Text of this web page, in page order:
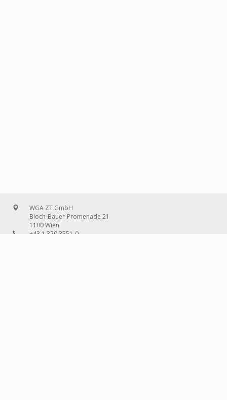
WGA ZT GmbH
Bloch-Bauer-Promenade 21
1100 Wien
+43 1 320 3551-0